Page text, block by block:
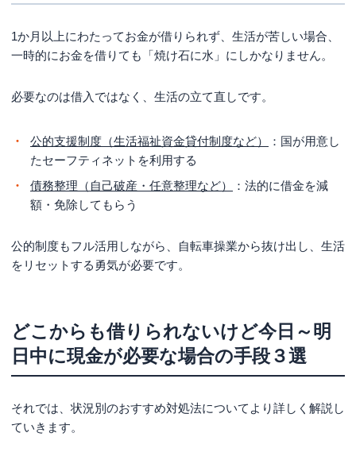
1か月以上にわたってお金が借りられず、生活が苦しい場合、
一時的にお金を借りても「焼け石に水」にしかなりません。
必要なのは借入ではなく、生活の立て直しです。
公的支援制度（生活福祉資金貸付制度など）
：国が用意し
たセーフティネットを利用する
債務整理（自己破産・任意整理など）
：法的に借金を減
額・免除してもらう
公的制度もフル活用しながら、自転車操業から抜け出し、生活
をリセットする勇気が必要です。
どこからも借りられないけど今日～明
日中に現金が必要な場合の手段３選
それでは、状況別のおすすめ対処法についてより詳しく解説し
ていきます。